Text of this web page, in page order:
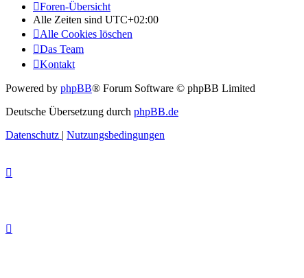
Foren-Übersicht
Alle Zeiten sind UTC+02:00
Alle Cookies löschen
Das Team
Kontakt
Powered by phpBB® Forum Software © phpBB Limited
Deutsche Übersetzung durch phpBB.de
Datenschutz | Nutzungsbedingungen